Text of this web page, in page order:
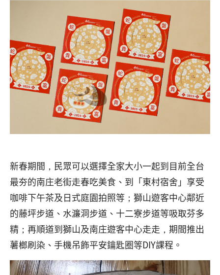
新春期間，民眾可以選擇全家大小一起到目前全台
最夯的南庄老街走春吃美食、到「東村宿舍」享受
咖啡下午茶及日式庭園拍照等；獅山遊客中心鄰近
的藤坪步道、水濂洞步道、十二寮步道等吸取芬多
精；再順道到獅山及南庄遊客中心走走，期間推出
薯榔刷染、手機吊飾平安鑰匙圈等DIY課程。